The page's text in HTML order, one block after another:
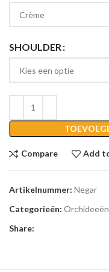
SHOULDER
Compare Add
Artikelnummer: Negar
Categorieën:
Share: